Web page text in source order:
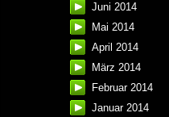
Juni 2014
Mai 2014
April 2014
März 2014
Februar 2014
Januar 2014